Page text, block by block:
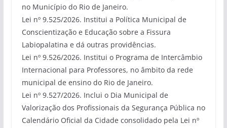
no Município do Rio de Janeiro.
Lei nº 9.525/2026. Institui a Política Municipal de
Conscientização e Educação sobre a Fissura
Labiopalatina e dá outras providências.
Lei nº 9.526/2026. Institui o Programa de Intercâmbio
Internacional para Professores, no âmbito da rede
municipal de ensino do Rio de Janeiro.
Lei nº 9.527/2026. Inclui o Dia Municipal de
Valorização dos Profissionais da Segurança Pública no
Calendário Oficial da Cidade consolidado pela Lei nº